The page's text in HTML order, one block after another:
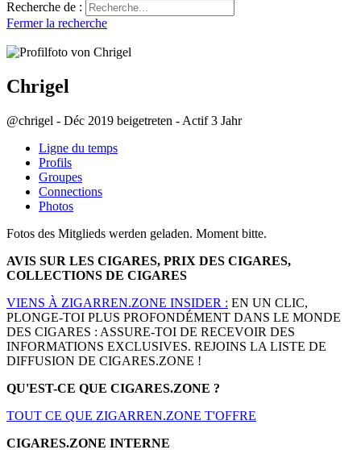
Recherche de :
Fermer la recherche
Chrigel
@chrigel - Déc 2019 beigetreten - Actif 3 Jahr
Ligne du temps
Profils
Groupes
Connections
Photos
Fotos des Mitglieds werden geladen. Moment bitte.
AVIS SUR LES CIGARES, PRIX DES CIGARES,
COLLECTIONS DE CIGARES
VIENS À ZIGARREN.ZONE INSIDER : EN UN CLIC,
PLONGE-TOI PLUS PROFONDÉMENT DANS LE MONDE
DES CIGARES : ASSURE-TOI DE RECEVOIR DES
INFORMATIONS EXCLUSIVES. REJOINS LA LISTE DE
DIFFUSION DE CIGARES.ZONE !
QU'EST-CE QUE CIGARES.ZONE ?
TOUT CE QUE ZIGARREN.ZONE T'OFFRE
CIGARES.ZONE INTERNE